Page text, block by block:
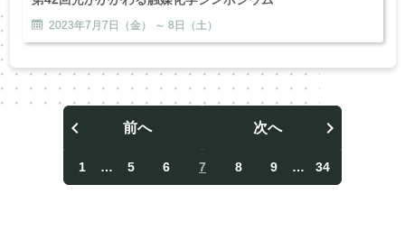
2023年7月7日（金） ～ 8日（土）
投
稿
ナ
ビ
前へ
1 … 5 6 7 8 9 … 34
次へ